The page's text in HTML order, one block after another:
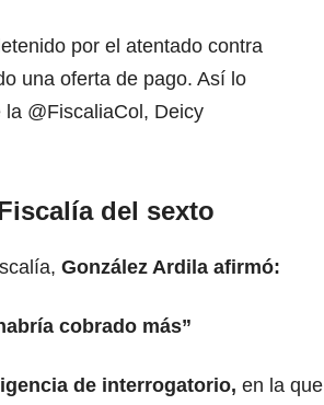
por el atentado contra
una oferta de pago. Así lo
la @FiscaliaCol , Deicy
del sexto
González Ardila afirmó:
cobrado más”
de interrogatorio, en la que